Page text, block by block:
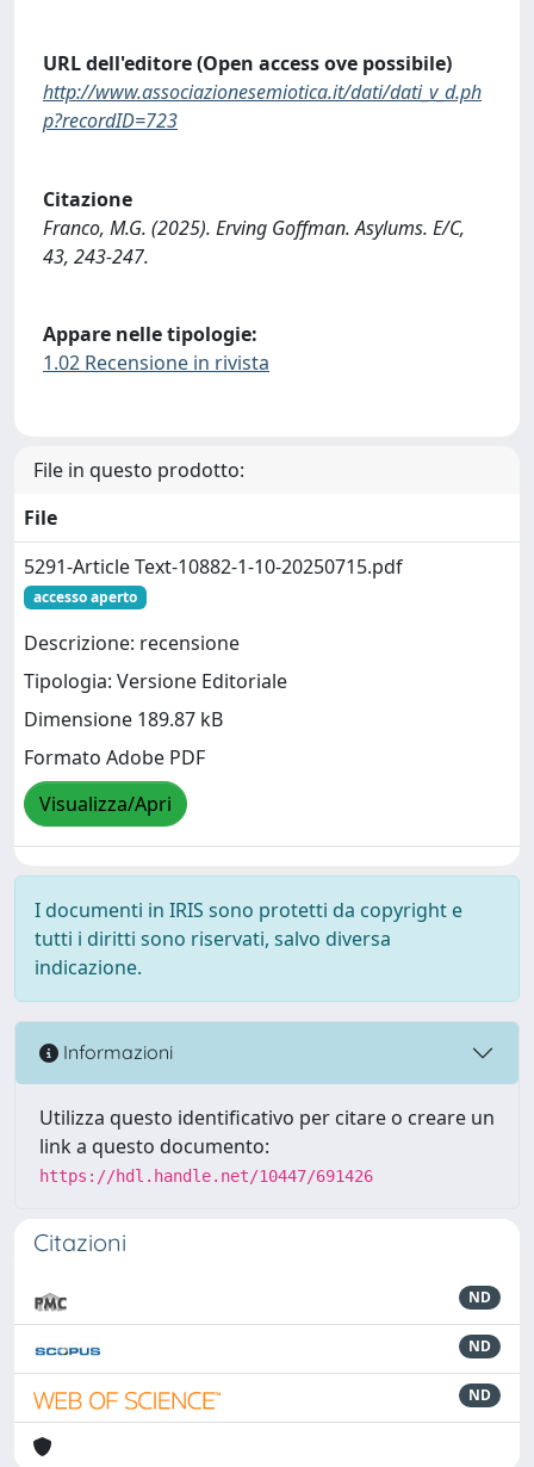
URL dell'editore (Open access ove possibile)
http://www.associazionesemiotica.it/dati/dati_v_d.ph
p?recordID=723
Citazione
Franco, M.G. (2025). Erving Goffman. Asylums. E/C,
43, 243-247.
Appare nelle tipologie:
1.02 Recensione in rivista
File in questo prodotto:
File
5291-Article Text-10882-1-10-20250715.pdf
accesso aperto
Descrizione: recensione
Tipologia: Versione Editoriale
Dimensione 189.87 kB
Formato Adobe PDF
Visualizza/Apri
I documenti in IRIS sono protetti da copyright e
tutti i diritti sono riservati, salvo diversa
indicazione.
Informazioni
Utilizza questo identificativo per citare o creare un
link a questo documento:
https://hdl.handle.net/10447/691426
Citazioni
ND
ND
ND